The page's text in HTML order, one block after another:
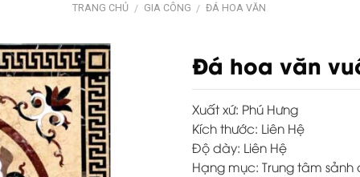
TRANG CHỦ / GIA CÔNG / ĐÁ HOA VĂN
Đá hoa văn
Xuất xứ: Phú Hưng
Kích thước: Liên Hệ
Độ dày: Liên Hệ
Hạng mục: Trung tâm sảnh